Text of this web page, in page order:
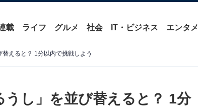
載 ライフ グルメ 社会 IT・ビジネス エンタメ
替えると？ 1分以内で挑戦しよう
うし」を並び替えると？ 1分